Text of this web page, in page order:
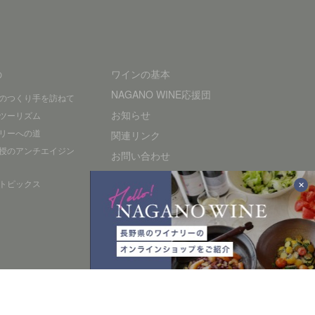
つくり手を訪ねて
ーリズム
ーへの道
のアンチエイジン
ピックス
ワインの基本
NAGANO WINE応援団
お知らせ
関連リンク
お問い合わせ
プライバシーポリシー